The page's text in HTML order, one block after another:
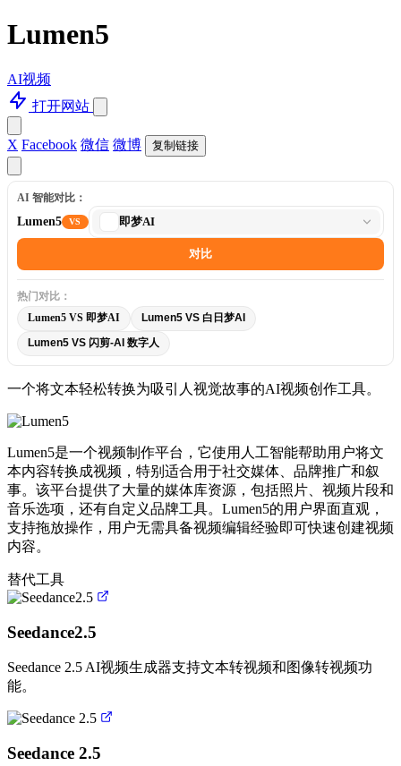
Lumen5
AI视频
打开网站
X Facebook 微信 微博 复制链接
AI 智能对比：
Lumen5 VS
比
即梦AI
对比
热门对比：
Lumen5 VS 即梦AI
Lumen5 VS 白日梦AI
Lumen5 VS 闪剪-AI 数字人
VS
即
梦
AI
一个将文本轻松转换为吸引人视觉故事的AI视频创作工具。
Lumen5是一个视频制作平台，它使用人工智能帮助用户将文
本内容转换成视频，特别适合用于社交媒体、品牌推广和叙
事。该平台提供了大量的媒体库资源，包括照片、视频片段和
音乐选项，还有自定义品牌工具。Lumen5的用户界面直观，
支持拖放操作，用户无需具备视频编辑经验即可快速创建视频
内容。
替代工具
Seedance2.5
Seedance 2.5 AI视频生成器支持文本转视频和图像转视频功
能。
Seedance 2.5